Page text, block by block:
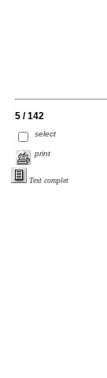
5 / 142
select
print
Text complet